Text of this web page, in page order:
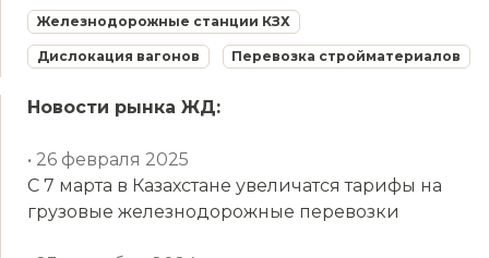
Железнодорожные станции КЗХ
Дислокация вагонов Перевозка стройматериалов
Новости рынка ЖД:
• 26 февраля 2025
С 7 марта в Казахстане увеличатся тарифы на
грузовые железнодорожные перевозки